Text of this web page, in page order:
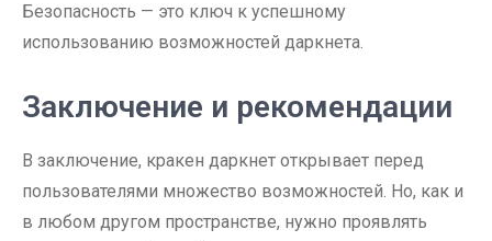
Безопасность — это ключ к успешному
использованию возможностей даркнета.
Заключение и рекомендации
В заключение, кракен даркнет открывает перед
пользователями множество возможностей. Но, как и
в любом другом пространстве, нужно проявлять